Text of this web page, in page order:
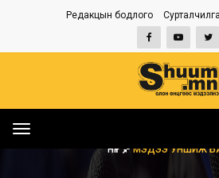
Редакцын бодлого
Toggle
НҮҮР МЭДЭЭ УНШИЖ